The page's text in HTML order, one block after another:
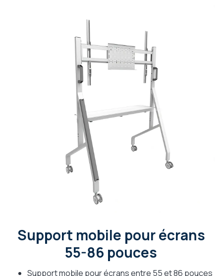
Support mobile pour écrans
55-86 pouces
Support mobile pour écrans entre 55 et 86 pouces